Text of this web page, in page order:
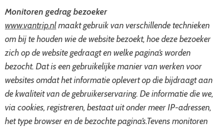
Monitoren gedrag bezoeker
www.vantrip.nlmaakt gebruik van verschillende technieken
om bij te houden wie de website bezoekt, hoe deze bezoeker
zich op de website gedraagt en welke pagina’s worden
bezocht. Dat is een gebruikelijke manier van werken voor
websites omdat het informatie oplevert op die bijdraagt aan
de kwaliteit van de gebruikerservaring. De informatie die we,
via cookies, registreren, bestaat uit onder meer IP-adressen,
het type browser en de bezochte pagina’s.Tevens monitoren